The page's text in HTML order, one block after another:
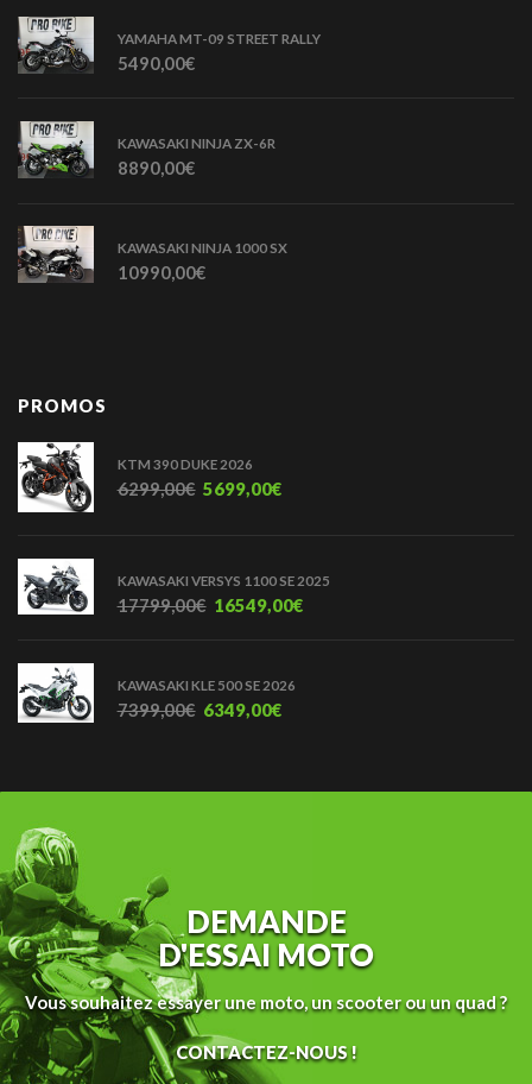
YAMAHA MT-09 STREET RALLY
5490,00€
KAWASAKI NINJA ZX-6R
8890,00€
KAWASAKI NINJA 1000 SX
10990,00€
PROMOS
KTM 390 DUKE 2026
6299,00€ 5699,00€
KAWASAKI VERSYS 1100 SE 2025
17799,00€ 16549,00€
KAWASAKI KLE 500 SE 2026
7399,00€ 6349,00€
DEMANDE
D'ESSAI MOTO
Vous souhaitez essayer une moto, un scooter ou un quad ?
CONTACTEZ-NOUS !